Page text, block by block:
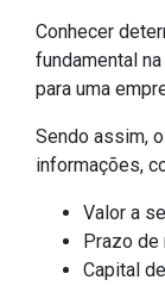
Conhecer
fundamental
para uma
Sendo assim,
informações,
Valor a
Prazo de
Capital